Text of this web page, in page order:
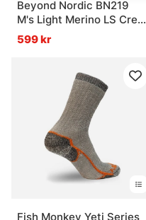
Beyond Nordic BN219
M's Light Merino LS Crew
Moss Green
599 kr
Fish Monkey Yeti Series